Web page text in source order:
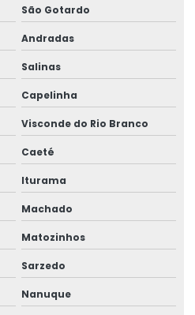
ocupacional
do trabalho
São Gotardo
Andradas
Salinas
Capelinha
Visconde do Rio Branco
Caeté
Iturama
Machado
Matozinhos
Sarzedo
Nanuque